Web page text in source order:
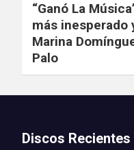
“Ganó La
más inesperado
Marina
Palo
Discos Recientes